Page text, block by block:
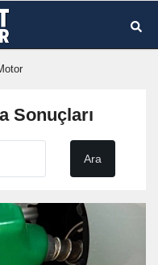
Sonuçları